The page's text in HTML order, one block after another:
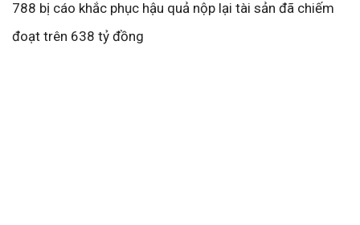
788 bị cáo khắc phục hậu quả nộp lại tài sản đã chiếm
đoạt trên 638 tỷ đồng